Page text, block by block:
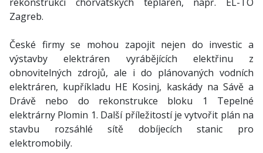
Zagreb.
České firmy se mohou zapojit nejen do investic a
výstavby elektráren vyrábějících elektřinu z
obnovitelných zdrojů, ale i do plánovaných vodních
elektráren, kupříkladu HE Kosinj, kaskády na Sávě a
Drávě nebo do rekonstrukce bloku 1 Tepelné
elektrárny Plomin 1. Další příležitostí je vytvořit plán na
stavbu rozsáhlé sítě dobíjecích stanic pro
elektromobily.